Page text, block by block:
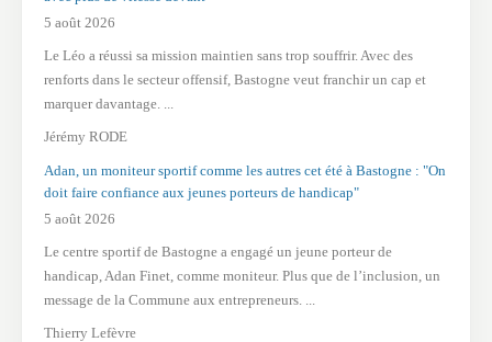
5 août 2026
Le Léo a réussi sa mission maintien sans trop souffrir. Avec des
renforts dans le secteur offensif, Bastogne veut franchir un cap et
marquer davantage. ...
Jérémy RODE
Adan, un moniteur sportif comme les autres cet été à Bastogne : "On
doit faire confiance aux jeunes porteurs de handicap"
5 août 2026
Le centre sportif de Bastogne a engagé un jeune porteur de
handicap, Adan Finet, comme moniteur. Plus que de l’inclusion, un
message de la Commune aux entrepreneurs. ...
Thierry Lefèvre